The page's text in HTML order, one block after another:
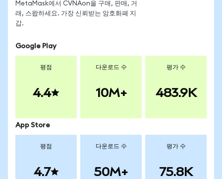
MetaMask에서 CVNAon을 구매, 판매, 거
래, 스왑하세요. 가장 신뢰받는 암호화폐 지
갑.
Google Play
평점
4.4
다운로드 수
10M+
평가 수
483.9K
App Store
평점
4.7
다운로드 수
50M+
평가 수
75.8K